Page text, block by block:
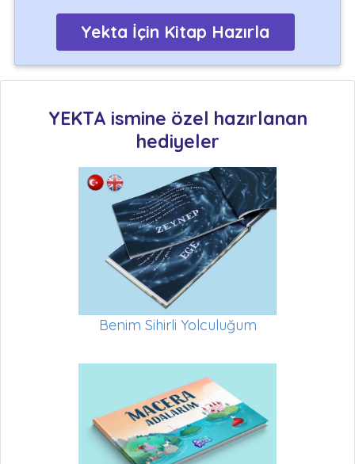
Yekta İçin Kitap Hazırla
YEKTA ismine özel hazırlanan
hediyeler
Benim Sihirli Yolculuğum